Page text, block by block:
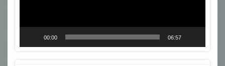
00:00 06:57